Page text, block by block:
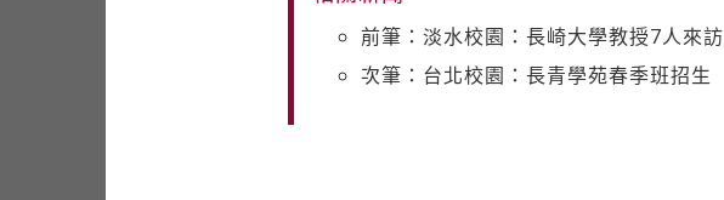
前筆：淡水校園：長崎大學教授7人來訪
次筆：台北校園：長青學苑春季班招生